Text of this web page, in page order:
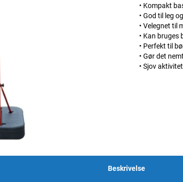
• Kompakt
• God til leg
• Velegnet til
• Kan bruges
• Perfekt til
• Gør det
• Sjov
Beskrivelse